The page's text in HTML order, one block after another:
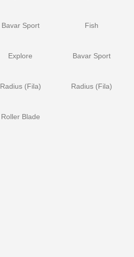
Bavar Sport
Explore
Radius (Fila)
Roller Blade
Fish
Bavar Sport
Radius (Fila)